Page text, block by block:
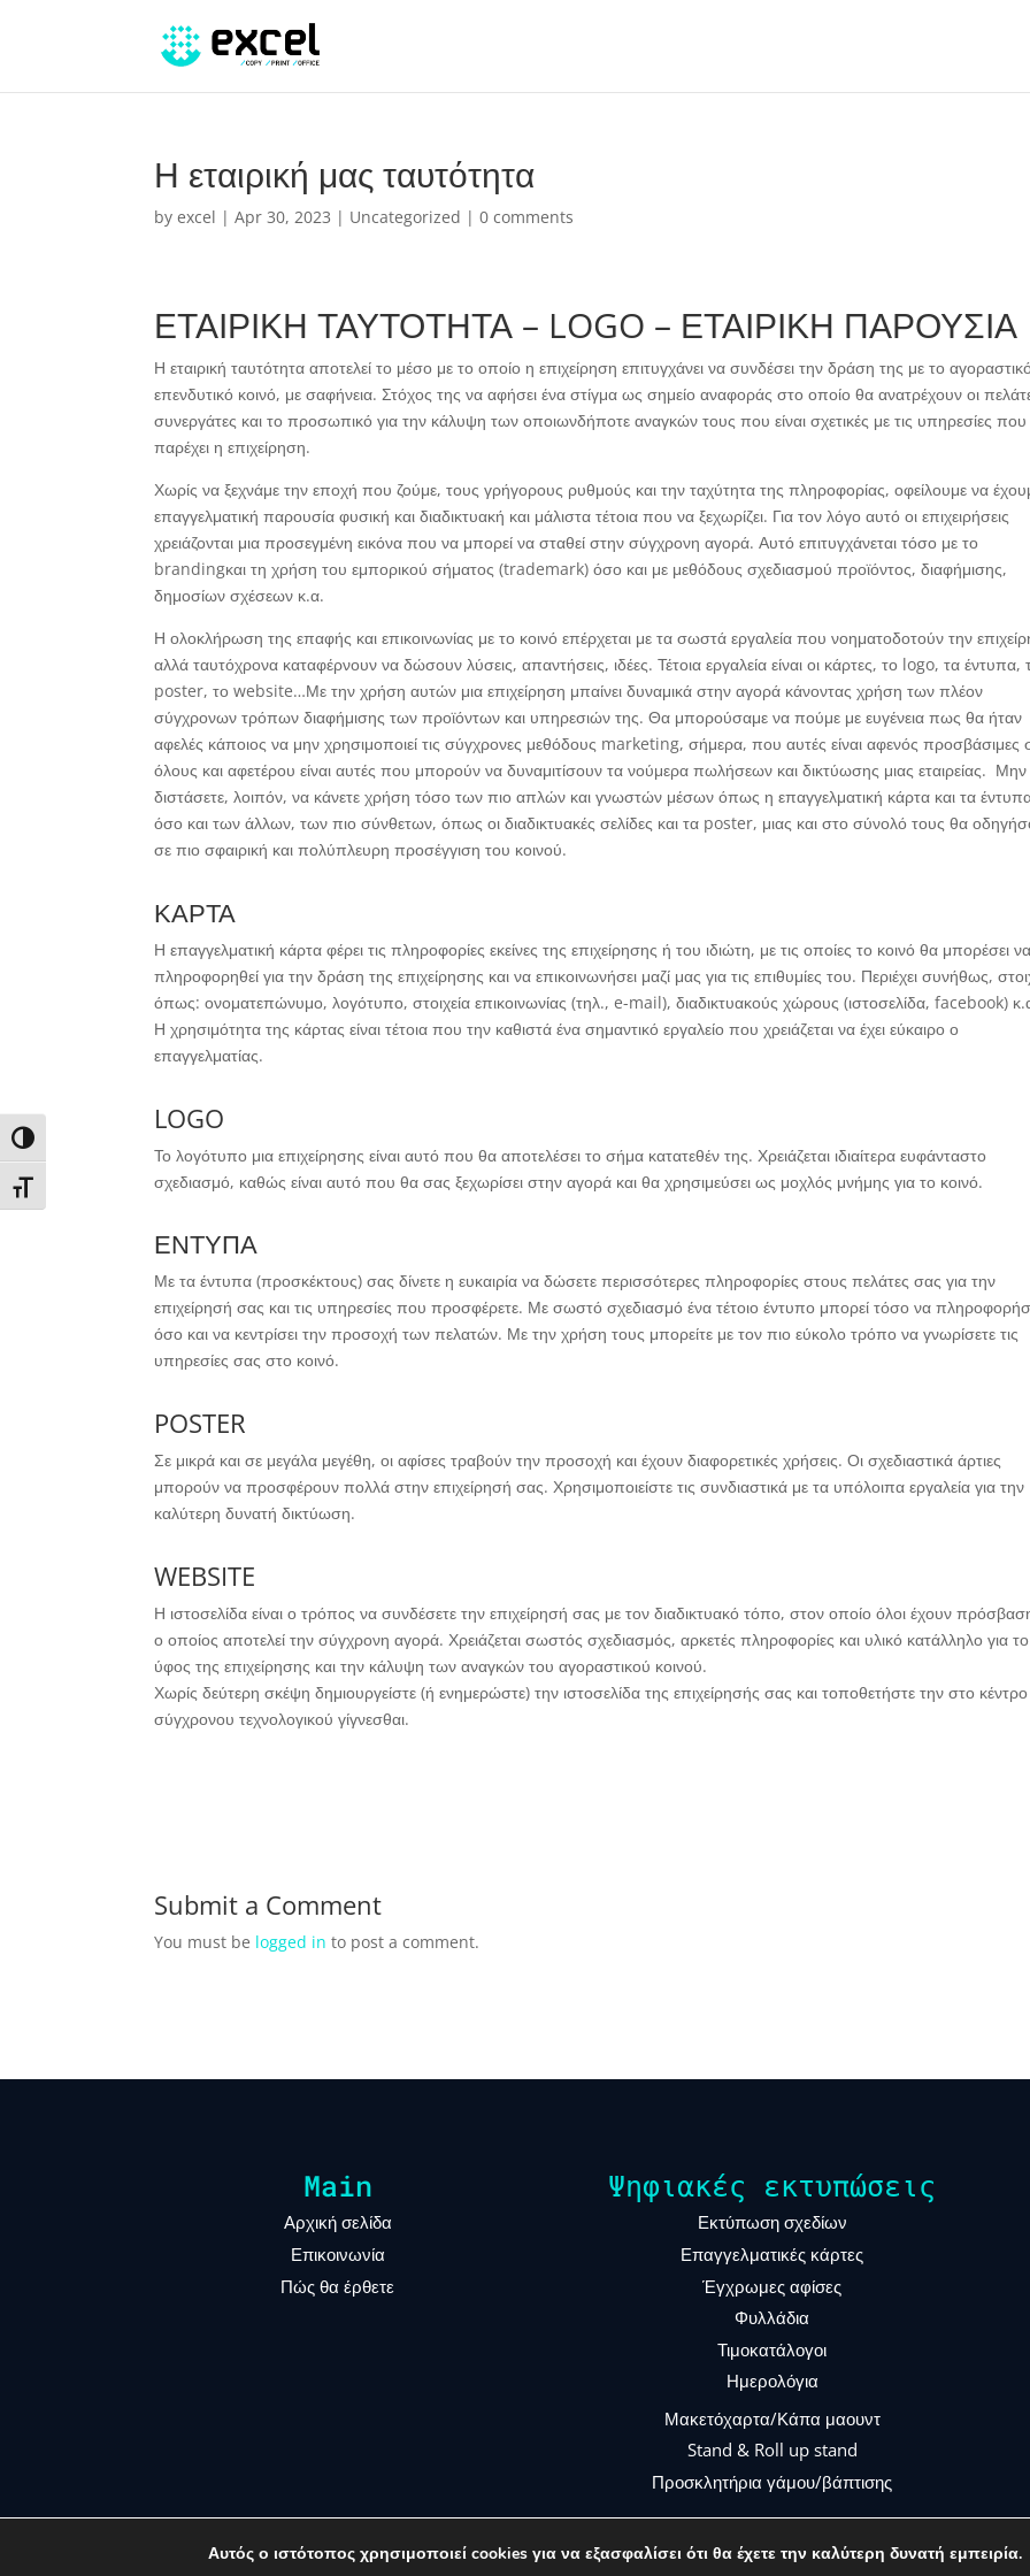
Toggle High Contrast
Toggle Font size
Η εταιρική μας ταυτότητα
byexcel |Apr 30, 2023 | Uncategorized |0 comments
ΕΤΑΙΡΙΚΗ ΤΑΥΤΟΤΗΤΑ – LOGO – ΕΤΑΙΡΙΚΗ ΠΑΡΟΥΣΙΑ
Η εταιρική ταυτότητα αποτελεί το μέσο με το οποίο η επιχείρηση επιτυγχάνει να συνδέσει την δράση της με το
επενδυτικό κοινό, με σαφήνεια. Στόχος της να αφήσει ένα στίγμα ως σημείο αναφοράς στο οποίο θα ανατρέχουν οι
συνεργάτες και το προσωπικό για την κάλυψη των οποιωνδήποτε αναγκών τους που είναι σχετικές με τις υπηρεσίες που
παρέχει η επιχείρηση.
Χωρίς να ξεχνάμε την εποχή που ζούμε, τους γρήγορους ρυθμούς και την ταχύτητα της πληροφορίας, οφείλουμε να
επαγγελματική παρουσία φυσική και διαδικτυακή και μάλιστα τέτοια που να ξεχωρίζει. Για τον λόγο αυτό οι επιχειρήσεις
χρειάζονται μια προσεγμένη εικόνα που να μπορεί να σταθεί στην σύγχρονη αγορά. Αυτό επιτυγχάνεται τόσο με το
brandingκαι τη χρήση του εμπορικού σήματος (trademark) όσο και με μεθόδους σχεδιασμού προϊόντος, διαφήμισης,
δημοσίων σχέσεων κ.α.
Η ολοκλήρωση της επαφής και επικοινωνίας με το κοινό επέρχεται με τα σωστά εργαλεία που νοηματοδοτούν την
αλλά ταυτόχρονα καταφέρνουν να δώσουν λύσεις, απαντήσεις, ιδέες. Τέτοια εργαλεία είναι οι κάρτες, το logo, τα έντυπα,
poster, το website…Με την χρήση αυτών μια επιχείρηση μπαίνει δυναμικά στην αγορά κάνοντας χρήση των πλέον
σύγχρονων τρόπων διαφήμισης των προϊόντων και υπηρεσιών της. Θα μπορούσαμε να πούμε με ευγένεια πως θα ήταν
αφελές κάποιος να μην χρησιμοποιεί τις σύγχρονες μεθόδους marketing, σήμερα, που αυτές είναι αφενός προσβάσιμες
όλους και αφετέρου είναι αυτές που μπορούν να δυναμιτίσουν τα νούμερα πωλήσεων και δικτύωσης μιας εταιρείας. Μην
διστάσετε, λοιπόν, να κάνετε χρήση τόσο των πιο απλών και γνωστών μέσων όπως η επαγγελματική κάρτα και τα
όσο και των άλλων, των πιο σύνθετων, όπως οι διαδικτυακές σελίδες και τα poster, μιας και στο σύνολό τους θα
σε πιο σφαιρική και πολύπλευρη προσέγγιση του κοινού.
ΚΑΡΤΑ
Η επαγγελματική κάρτα φέρει τις πληροφορίες εκείνες της επιχείρησης ή του ιδιώτη, με τις οποίες το κοινό θα μπορέσει
πληροφορηθεί για την δράση της επιχείρησης και να επικοινωνήσει μαζί μας για τις επιθυμίες του. Περιέχει συνήθως,
όπως: ονοματεπώνυμο, λογότυπο, στοιχεία επικοινωνίας (τηλ., e-mail), διαδικτυακούς χώρους (ιστοσελίδα, facebook)
Η χρησιμότητα της κάρτας είναι τέτοια που την καθιστά ένα σημαντικό εργαλείο που χρειάζεται να έχει εύκαιρο ο
επαγγελματίας.
LOGO
Το λογότυπο μια επιχείρησης είναι αυτό που θα αποτελέσει το σήμα κατατεθέν της. Χρειάζεται ιδιαίτερα ευφάνταστο
σχεδιασμό, καθώς είναι αυτό που θα σας ξεχωρίσει στην αγορά και θα χρησιμεύσει ως μοχλός μνήμης για το κοινό.
ΕΝΤΥΠΑ
Με τα έντυπα (προσκέκτους) σας δίνετε η ευκαιρία να δώσετε περισσότερες πληροφορίες στους πελάτες σας για την
επιχείρησή σας και τις υπηρεσίες που προσφέρετε. Με σωστό σχεδιασμό ένα τέτοιο έντυπο μπορεί τόσο να
όσο και να κεντρίσει την προσοχή των πελατών. Με την χρήση τους μπορείτε με τον πιο εύκολο τρόπο να γνωρίσετε τις
υπηρεσίες σας στο κοινό.
POSTER
Σε μικρά και σε μεγάλα μεγέθη, οι αφίσες τραβούν την προσοχή και έχουν διαφορετικές χρήσεις. Οι σχεδιαστικά άρτιες
μπορούν να προσφέρουν πολλά στην επιχείρησή σας. Χρησιμοποιείστε τις συνδιαστικά με τα υπόλοιπα εργαλεία για την
καλύτερη δυνατή δικτύωση.
WEBSITE
Η ιστοσελίδα είναι ο τρόπος να συνδέσετε την επιχείρησή σας με τον διαδικτυακό τόπο, στον οποίο όλοι έχουν
ο οποίος αποτελεί την σύγχρονη αγορά. Χρειάζεται σωστός σχεδιασμός, αρκετές πληροφορίες και υλικό κατάλληλο για το
ύφος της επιχείρησης και την κάλυψη των αναγκών του αγοραστικού κοινού.
Χωρίς δεύτερη σκέψη δημιουργείστε (ή ενημερώστε) την ιστοσελίδα της επιχείρησής σας και τοποθετήστε την στο
σύγχρονου τεχνολογικού γίγνεσθαι.
Submit a Comment
You must be logged in to post a comment.
Main
Αρχική σελίδα
Επικοινωνία
Πώς θα έρθετε
Ψηφιακές εκτυπώσεις
Εκτύπωση σχεδίων
Επαγγελματικές κάρτες
Έγχρωμες αφίσες
Φυλλάδια
Τιμοκατάλογοι
Ημερολόγια
Μακετόχαρτα/Κάπα μαουντ
Stand & Roll up stand
Προσκλητήρια γάμου/βάπτισης
Αυτός ο ιστότοπος χρησιμοποιεί cookies για να εξασφαλίσει ότι θα έχετε την καλύτερη δυνατή εμπειρία.